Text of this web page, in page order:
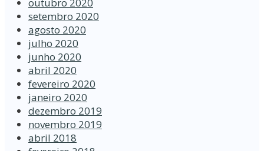
setembro 2020
agosto 2020
julho 2020
junho 2020
abril 2020
fevereiro 2020
janeiro 2020
dezembro 2019
novembro 2019
abril 2018